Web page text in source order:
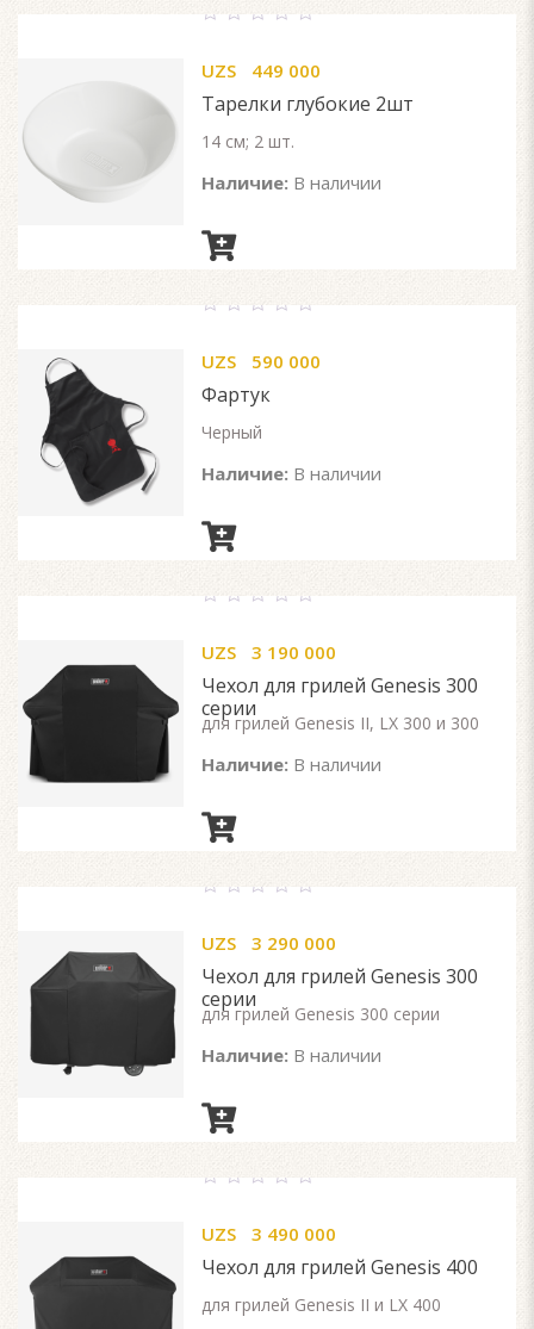
of
UZS 449 000
Тарелки глубокие 2шт
14 см; 2 шт.
Наличие: В наличии
of
UZS 590 000
Фартук
Черный
Наличие: В наличии
of
UZS 3 190 000
Чехол для грилей Genesis 300
серии
для грилей Genesis II, LX 300 и 300
Наличие: В наличии
of
UZS 3 290 000
Чехол для грилей Genesis 300
серии
для грилей Genesis 300 серии
Наличие: В наличии
of
UZS 3 490 000
Чехол для грилей Genesis 400
для грилей Genesis II и LX 400